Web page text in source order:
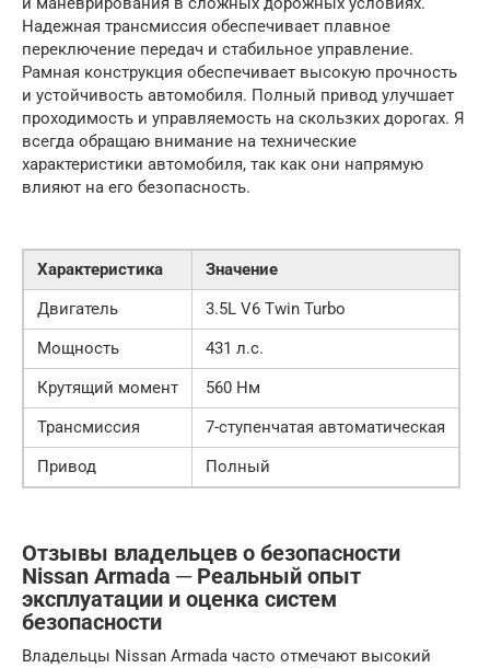
Надежная трансмиссия обеспечивает плавное
переключение передач и стабильное управление.
Рамная конструкция обеспечивает высокую прочность
и устойчивость автомобиля. Полный привод улучшает
проходимость и управляемость на скользких дорогах. Я
всегда обращаю внимание на технические
характеристики автомобиля, так как они напрямую
влияют на его безопасность.
Характеристика
Значение
Двигатель
3.5L V6 Twin Turbo
Мощность
431 л.с.
Крутящий момент
560 Нм
Трансмиссия
7-ступенчатая автоматическая
Привод
Полный
Отзывы владельцев о безопасности
Nissan Armada ─ Реальный опыт
эксплуатации и оценка систем
безопасности
Владельцы Nissan Armada часто отмечают высокий